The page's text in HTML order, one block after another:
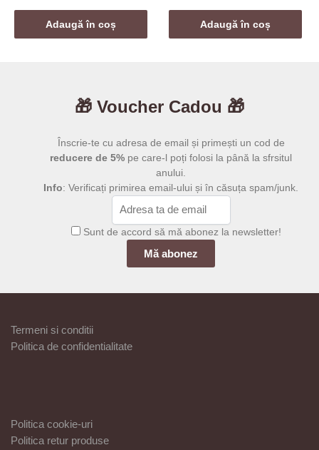
inițial
a
fost:
curent
159,00 lei.
Adaugă în coș
fost:
459,00 lei.
Adaugă în coș
🎁 Voucher Cadou 🎁
Înscrie-te cu adresa de email și primești un cod de
reducere de 5% pe care-l poți folosi la până la sfrsitul
anului.
Info: Verificați primirea email-ului și în căsuța spam/junk.
Sunt de accord să mă abonez la newsletter!
Termeni si conditii
Politica de confidentialitate
Politica cookie-uri
Politica retur produse